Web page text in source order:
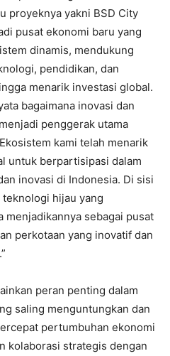
proyeknya yakni BSD City
pusat ekonomi baru yang
dinamis, mendukung
pendidikan, dan
menarik investasi global.
bagaimana inovasi dan
penggerak utama
kami telah menarik
untuk berpartisipasi dalam
inovasi di Indonesia. Di sisi
hijau yang
menjadikannya sebagai pusat
perkotaan yang inovatif dan
peran penting dalam
saling menguntungkan dan
pertumbuhan ekonomi
kolaborasi strategis dengan